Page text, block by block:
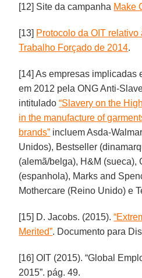
[12] Site da campanha Make
[13] Protocolo da OIT
Trabalho Forçado de 2014.
[14] As empresas implicadas
em 2012 pela ONG Anti-
intitulado“Slavery on the
in the manufacture of
brands” incluem Asda-
Unidos), Bestseller
(alemã/belga), H&M (sueca),
(espanhola), Marks and
Mothercare (Reino Unido) e
[15] D. Jacobs. (2015).
Merited”. Documento para
[16] OIT (2015). “Global
2015”. pág. 49.